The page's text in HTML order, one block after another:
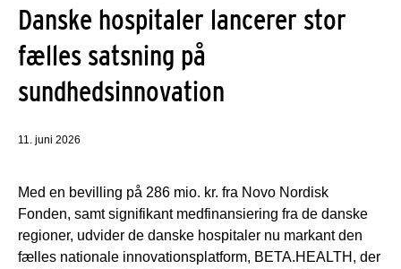
Danske hospitaler lancerer stor
fælles satsning på
sundhedsinnovation
11. juni 2026
Med en bevilling på 286 mio. kr. fra Novo Nordisk
Fonden, samt signifikant medfinansiering fra de danske
regioner, udvider de danske hospitaler nu markant den
fælles nationale innovationsplatform, BETA.HEALTH, der